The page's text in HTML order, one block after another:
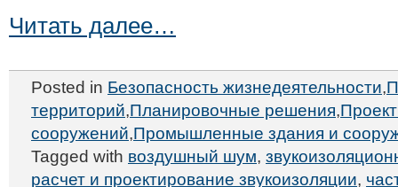
Читать далее…
Posted in Безопасность жизнедеятельности,
территорий,Планировочные решения,
сооружений,Промышленные здания и
Tagged with воздушный шум,
расчет и проектирование звукоизоляции,